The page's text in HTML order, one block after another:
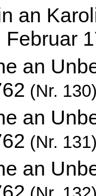
an
Februar
an
(Nr.
an
(Nr.
an